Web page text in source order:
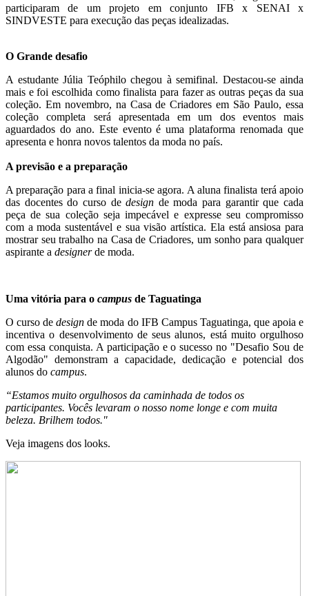
participaram de um projeto em conjunto IFB x SENAI x
SINDVESTE para execução das peças idealizadas.
O Grande desafio
A estudante Júlia Teóphilo chegou à semifinal. Destacou-se ainda
mais e foi escolhida como finalista para fazer as outras peças da sua
coleção. Em novembro, na Casa de Criadores em São Paulo, essa
coleção completa será apresentada em um dos eventos mais
aguardados do ano. Este evento é uma plataforma renomada que
apresenta e honra novos talentos da moda no país.
A previsão e a preparação
A preparação para a final inicia-se agora. A aluna finalista terá apoio
das docentes do curso dedesign de moda para garantir que cada
peça de sua coleção seja impecável e expresse seu compromisso
com a moda sustentável e sua visão artística. Ela está ansiosa para
mostrar seu trabalho na Casa de Criadores, um sonho para qualquer
aspirante a designerde moda.
Uma vitória para o campus de Taguatinga
O curso dedesign de moda do IFB Campus Taguatinga, que apoia e
incentiva o desenvolvimento de seus alunos, está muito orgulhoso
com essa conquista. A participação e o sucesso no "Desafio Sou de
Algodão" demonstram a capacidade, dedicação e potencial dos
alunos do campus.
“Estamos muito orgulhosos da caminhada de todos os
participantes. Vocês levaram o nosso nome longe e com muita
beleza. Brilhem todos."
Veja imagens dos looks.